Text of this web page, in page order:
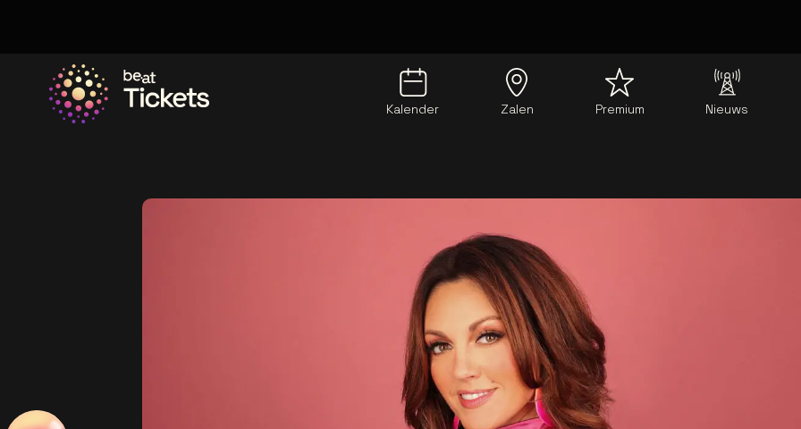
Kalender Zalen Premium Nieuws